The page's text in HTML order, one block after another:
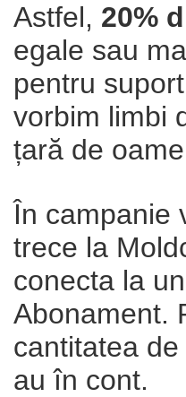
Astfel, 20%
egale sau
pentru
vorbim limbi
țară de
În campanie
trece la
conecta la
Abonament.
cantitatea
au în cont.